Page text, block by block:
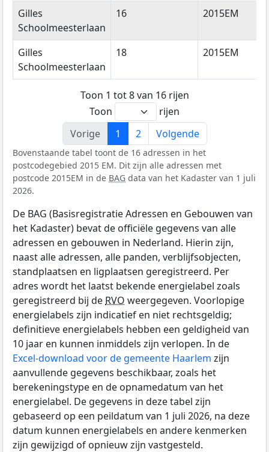
Gilles
Schoolmeesterlaan
16 2015EM
Gilles
Schoolmeesterlaan
18 2015EM
Toon 1 tot 8 van 16 rijen
Toon
rijen
Vorige
1 2 Volgende
Bovenstaande tabel toont de 16 adressen in het
postcodegebied 2015 EM. Dit zijn alle adressen met
postcode 2015EM in de BAG data van het Kadaster van 1 juli
2026.
De BAG (Basisregistratie Adressen en Gebouwen van
het Kadaster) bevat de officiële gegevens van alle
adressen en gebouwen in Nederland. Hierin zijn,
naast alle adressen, alle panden, verblijfsobjecten,
standplaatsen en ligplaatsen geregistreerd. Per
adres wordt het laatst bekende energielabel zoals
geregistreerd bij de RVO weergegeven. Voorlopige
energielabels zijn indicatief en niet rechtsgeldig;
definitieve energielabels hebben een geldigheid van
10 jaar en kunnen inmiddels zijn verlopen. In de
Excel-download voor de gemeente Haarlem zijn
aanvullende gegevens beschikbaar, zoals het
berekeningstype en de opnamedatum van het
energielabel. De gegevens in deze tabel zijn
gebaseerd op een peildatum van 1 juli 2026, na deze
datum kunnen energielabels en andere kenmerken
zijn gewijzigd of opnieuw zijn vastgesteld.